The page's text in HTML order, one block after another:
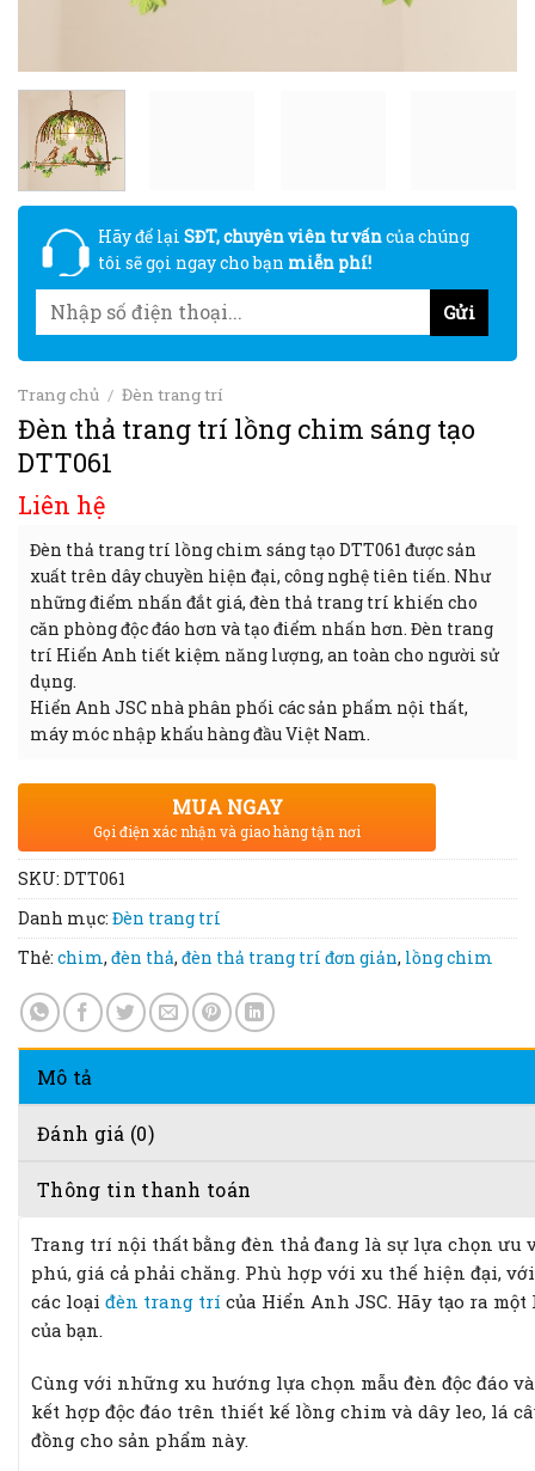
Hãy để lại SĐT, chuyên viên tư vấncủa chúng
tôi sẽ gọi ngay cho bạn miễn phí!
Trang chủ / Đèn trang trí
Đèn thả trang trí lồng chim sáng tạo
DTT061
Liên hệ
Đèn thả trang trí lồng chim sáng tạo DTT061 được sản
xuất trên dây chuyền hiện đại, công nghệ tiên tiến. Như
những điểm nhấn đắt giá, đèn thả trang trí khiến cho
căn phòng độc đáo hơn và tạo điểm nhấn hơn. Đèn trang
trí Hiển Anh tiết kiệm năng lượng, an toàn cho người sử
dụng.
Hiển Anh JSC nhà phân phối các sản phẩm nội thất,
máy móc nhập khẩu hàng đầu Việt Nam.
MUA NGAY
Gọi điện xác nhận và giao hàng tận nơi
SKU: DTT061
Danh mục: Đèn trang trí
Thẻ: chim, đèn thả, đèn thả trang trí đơn giản, lồng chim
Mô tả
Đánh giá (0)
Thông tin thanh toán
Trang trí nội thất bằng đèn thả đang là sự lựa chọn
phú, giá cả phải chăng. Phù hợp với xu thế hiện đại,
các loại đèn trang trí của Hiển Anh JSC. Hãy tạo ra
của bạn.
Cùng với những xu hướng lựa chọn mẫu đèn độc đáo
kết hợp độc đáo trên thiết kế lồng chim và dây leo, lá
đồng cho sản phẩm này.